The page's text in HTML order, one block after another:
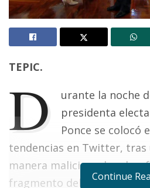
TEPIC.
D
urante la noche
presidenta
Ponce se colocó
tendencias en Twitter, tras
manera maliciosa, burda y
fragmento del protocolo
Continue